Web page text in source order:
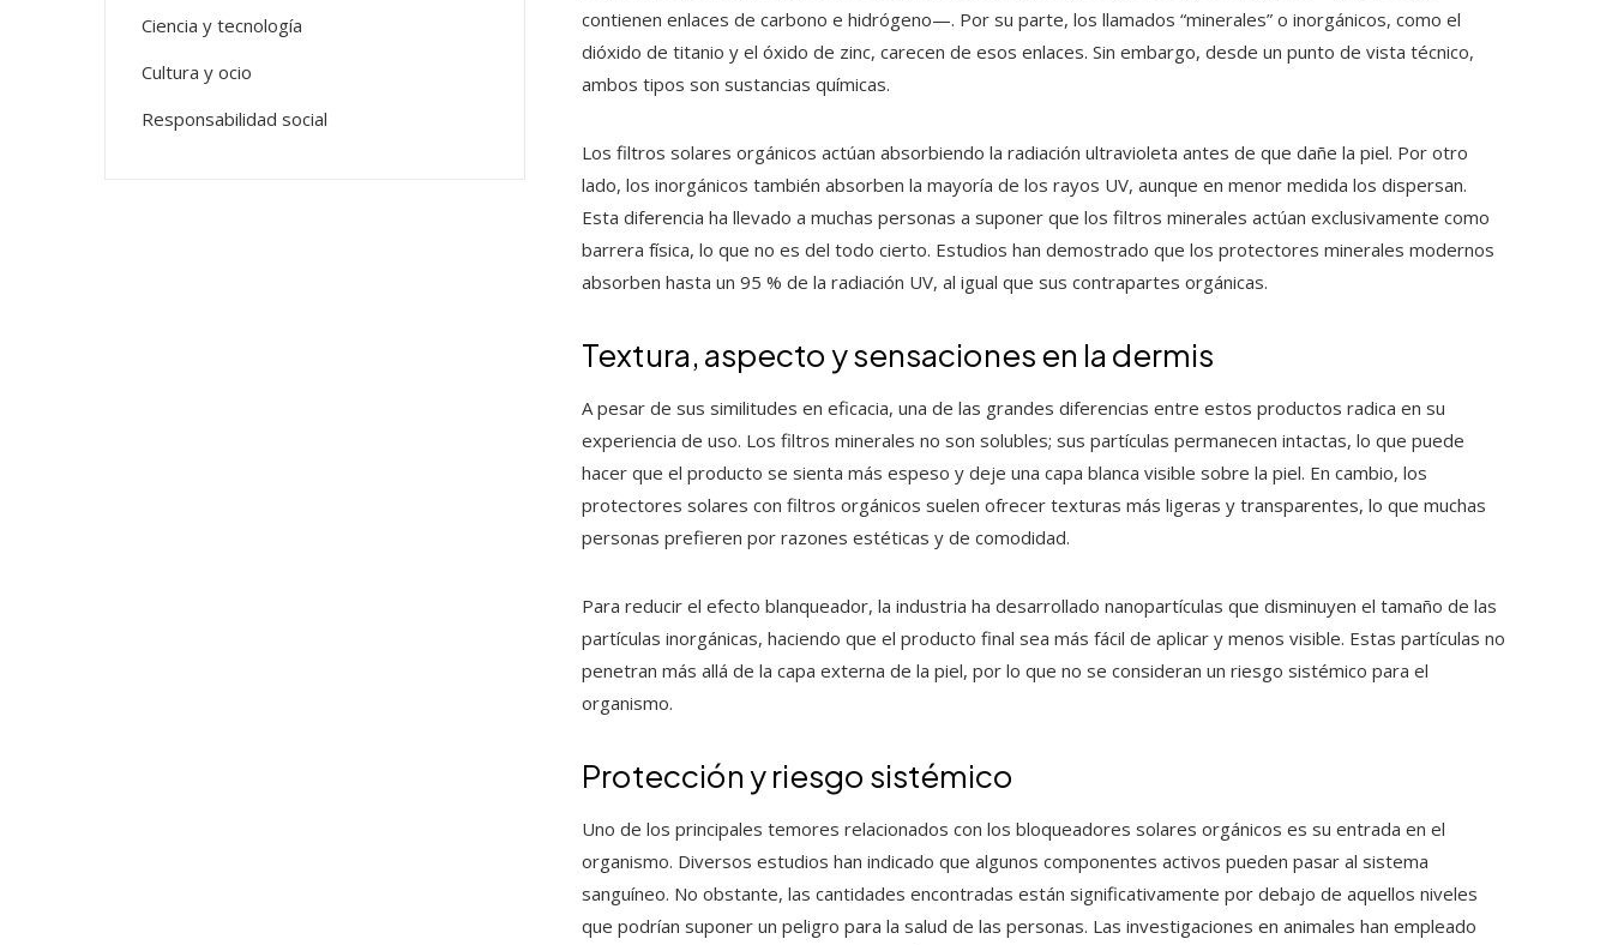
contienen enlaces de carbono e hidrógeno—. Por su parte, los llamados “minerales” o inorgánicos, como el
dióxido de titanio y el óxido de zinc, carecen de esos enlaces. Sin embargo, desde un punto de vista técnico,
ambos tipos son sustancias químicas.
Los filtros solares orgánicos actúan absorbiendo la radiación ultravioleta antes de que dañe la piel. Por otro
lado, los inorgánicos también absorben la mayoría de los rayos UV, aunque en menor medida los dispersan.
Esta diferencia ha llevado a muchas personas a suponer que los filtros minerales actúan exclusivamente como
barrera física, lo que no es del todo cierto. Estudios han demostrado que los protectores minerales modernos
absorben hasta un 95 % de la radiación UV, al igual que sus contrapartes orgánicas.
Textura, aspecto y sensaciones en la dermis
A pesar de sus similitudes en eficacia, una de las grandes diferencias entre estos productos radica en su
experiencia de uso. Los filtros minerales no son solubles; sus partículas permanecen intactas, lo que puede
hacer que el producto se sienta más espeso y deje una capa blanca visible sobre la piel. En cambio, los
protectores solares con filtros orgánicos suelen ofrecer texturas más ligeras y transparentes, lo que muchas
personas prefieren por razones estéticas y de comodidad.
Para reducir el efecto blanqueador, la industria ha desarrollado nanopartículas que disminuyen el tamaño de las
partículas inorgánicas, haciendo que el producto final sea más fácil de aplicar y menos visible. Estas partículas no
penetran más allá de la capa externa de la piel, por lo que no se consideran un riesgo sistémico para el
organismo.
Protección y riesgo sistémico
Uno de los principales temores relacionados con los bloqueadores solares orgánicos es su entrada en el
organismo. Diversos estudios han indicado que algunos componentes activos pueden pasar al sistema
sanguíneo. No obstante, las cantidades encontradas están significativamente por debajo de aquellos niveles
que podrían suponer un peligro para la salud de las personas. Las investigaciones en animales han empleado
Ciencia y tecnología
Cultura y ocio
Responsabilidad social